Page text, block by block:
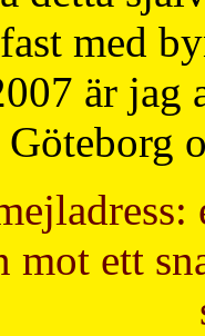
med
är
Göteborg
mot ett